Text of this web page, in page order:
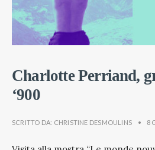
Charlotte Perriand,
‘900
SCRITTO DA: CHRISTINE DESMOULINS • 8